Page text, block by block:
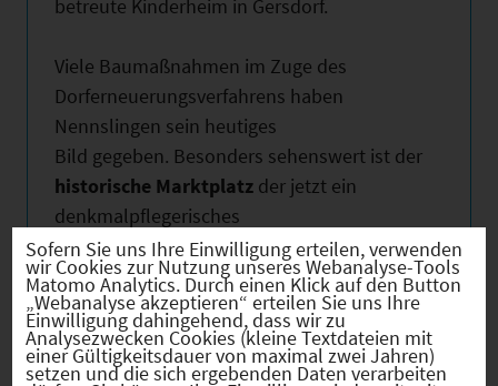
betreute Kinderheim in Gersdorf.
Viele Baumaßnahmen im Zuge des
Dorferneuerungsverfahrens haben
Nennslingen sein heutiges
Bild gegeben. Besonders sehenswert ist der
historische Marktplatz der jetzt ein
denkmalpflegerisches
Ensemble, bestehend aus
Verwaltungsgebäude, Kirche, Brauerei und
einem renovierten Bauernhaus
sowie dem neuen Sparkassengebäude mit
alten Schieferlegdächern, der früher auf
Sofern Sie uns Ihre Einwilligung erteilen, verwenden
wir Cookies zur Nutzung unseres Webanalyse-Tools
Matomo Analytics. Durch einen Klick auf den Button
„Webanalyse akzeptieren“ erteilen Sie uns Ihre
Einwilligung dahingehend, dass wir zu
Analysezwecken Cookies (kleine Textdateien mit
einer Gültigkeitsdauer von maximal zwei Jahren)
setzen und die sich ergebenden Daten verarbeiten